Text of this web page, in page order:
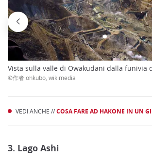
Vista sulla valle di Owakudani dalla funivia
©作者 ohkubo, wikimedia
VEDI ANCHE //COSA FARE AD HAKONE IN UN
3. Lago Ashi